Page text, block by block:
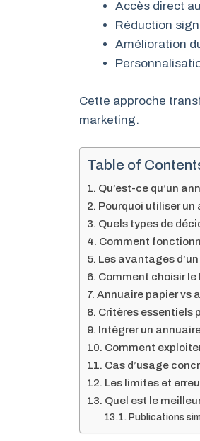
Accès direct
Réduction
Amélioration
Cette approche
marketing.
Table of
Qu’est-ce qu’un
Pourquoi utiliser un
Quels types de
Comment
Les avantages
Comment choisir le
Annuaire papier vs
Critères essentiels
Intégrer un
Comment
Cas d’usage
Les limites et
Quel est le
Publications